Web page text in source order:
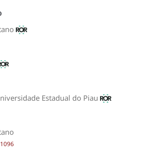
Estadual do Piau